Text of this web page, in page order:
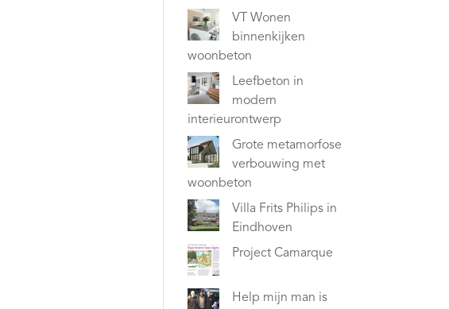
VT Wonen
binnenkijken
woonbeton
Leefbeton in
modern
interieurontwerp
Grote metamorfose
verbouwing met
woonbeton
Villa Frits Philips in
Eindhoven
Project Camarque
Help mijn man is